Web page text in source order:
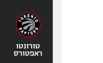
טורונטו
ראפטורס